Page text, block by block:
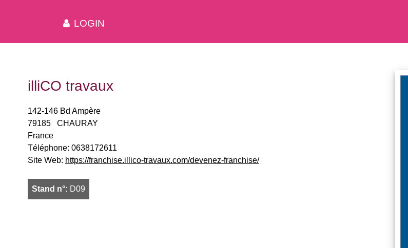
LOGIN
illiCO travaux
142-146 Bd Ampère
79185
CHAURAY
France
Téléphone: 0638172611
Site Web: https://franchise.illico-travaux.com/devenez-franchise/
Stand n°: D09